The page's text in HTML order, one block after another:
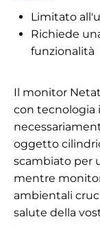
Limitato
Richiede
funzionalità
Il monitor
con tecnologia
oggetto
scambiato per
mentre
ambientali
salute della